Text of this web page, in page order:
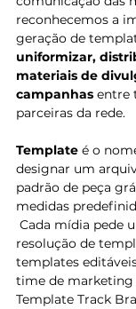
reconhecemos a
geração de
uniformizar,
materiais de
campanhas entre
parceiras da rede.
Template é o
designar um
padrão de peça
medidas
Cada mídia pede
resolução de
templates
time de marketing
Template Track